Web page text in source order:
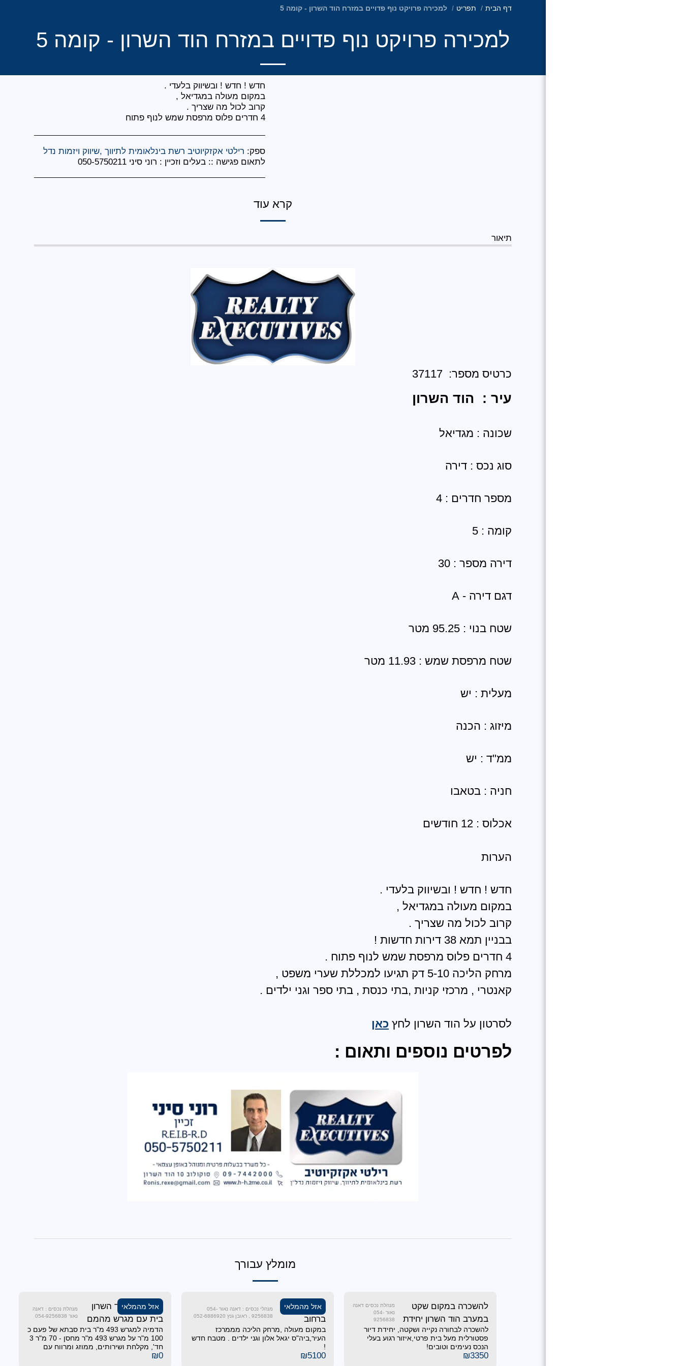
דף הבית תפריט למכירה פרויקט נוף פדויים במזרח הוד השרון - קומה 5
למכירה פרויקט נוף פדויים במזרח הוד השרון - קומה 5
4 חדרים פלוס מרפסת שמש לנוף פתוח
ספק: רילטי אקזקיוטיב רשת בינלאומית לתיווך ,שיווק ויזמות נדל
לתאום פגישה :: בעלים וזכיין : רוני סיני 050-5750211
קרא עוד
תיאור
כרטיס מספר: 37117
עיר : הוד השרון
שכונה : מגדיאל
סוג נכס : דירה
מספר חדרים : 4
קומה : 5
דירה מספר : 30
דגם דירה - A
שטח בנוי : 95.25 מטר
שטח מרפסת שמש : 11.93 מטר
מעלית : יש
מיזוג : הכנה
ממ"ד : יש
חניה : בטאבו
אכלוס : 12 חודשים
הערות
חדש ! חדש ! ובשיווק בלעדי .
במקום מעולה במגדיאל ,
קרוב לכול מה שצריך .
בבניין תמא 38 דירות חדשות !
4 חדרים פלוס מרפסת שמש לנוף פתוח .
מרחק הליכה 5-10 דק תגיעו למכללת שערי משפט ,
קאנטרי , מרכזי קניות ,בתי כנסת , בתי ספר וגני ילדים .
לסרטון על הוד השרון לחץ כאן
לפרטים נוספים ותאום :
מומלץ עבורך
להשכרה במקום שקט
במערב הוד השרון יחידת
דיור !!!
מנהלת נכסים דאנה
נאור 054-
9256838
להשכרה לבחורה נקייה ושקטה, יחידת דיור
פסטורלית מעל בית פרטי,איזור רגוע בעלי
הנכס נעימים וטובים!
₪3350
אזל מהמלאי
להשכרה
ברחוב
הגאולה!!!
מנהלי נכסים : דאנה נאור 054-
9256838 , ראובן גנץ 052-6886920
במקום מעולה ,מרחק הליכה מממרכז
העיר,ביה"ס יגאל אלון וגני ילדים . מטבח חדש
!
₪5100
אזל מהמלאי
נמכר !!! בהוד השרון
בית עם מגרש מהמם
מנהלת נכסים : דאנה
נאור 054-9256838
הדמיה למגרש 493 מ"ר בית סבתא של פעם כ
100 מ"ר על מגרש 493 מ"ר מחסן - 70 מ"ר 3
חד', מקלחת ושירותים, ממוזג ומרווח עם
₪0